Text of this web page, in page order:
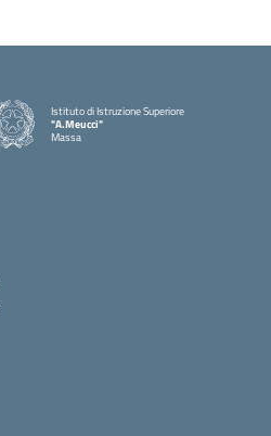
Istituto di Istruzione Superiore
"A.Meucci"
Massa